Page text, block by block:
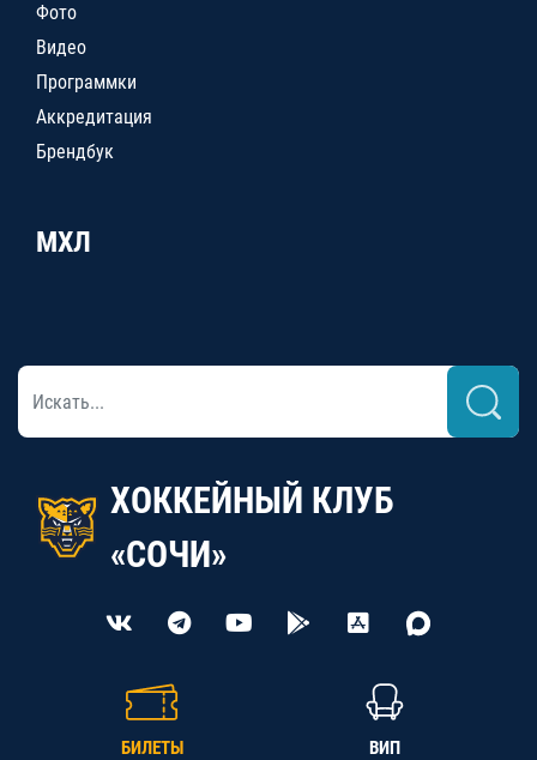
Фото
Видео
Программки
Аккредитация
Брендбук
МХЛ
ХОККЕЙНЫЙ КЛУБ
«СОЧИ»
БИЛЕТЫ ВИП